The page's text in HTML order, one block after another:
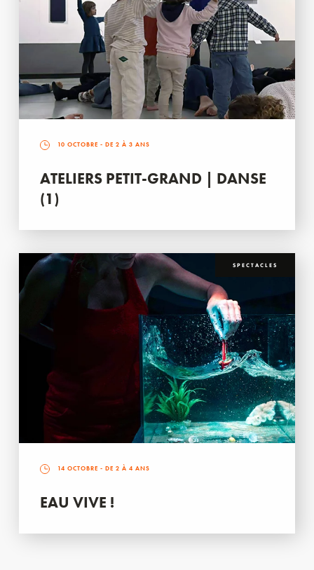
10 OCTOBRE - DE 2 À 3 ANS
ATELIERS PETIT-GRAND | DANSE
(1)
SPECTACLES
14 OCTOBRE - DE 2 À 4 ANS
EAU VIVE !